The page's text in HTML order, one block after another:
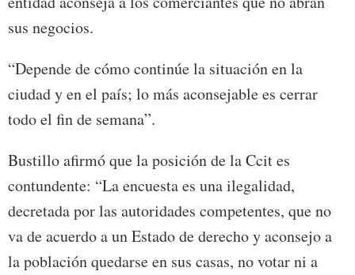
sus negocios.
“Depende de cómo continúe la situación en la
ciudad y en el país; lo más aconsejable es cerrar
todo el fin de semana”.
Bustillo afirmó que la posición de la Ccit es
contundente: “La encuesta es una ilegalidad,
decretada por las autoridades competentes, que no
va de acuerdo a un Estado de derecho y aconsejo a
la población quedarse en sus casas, no votar ni a